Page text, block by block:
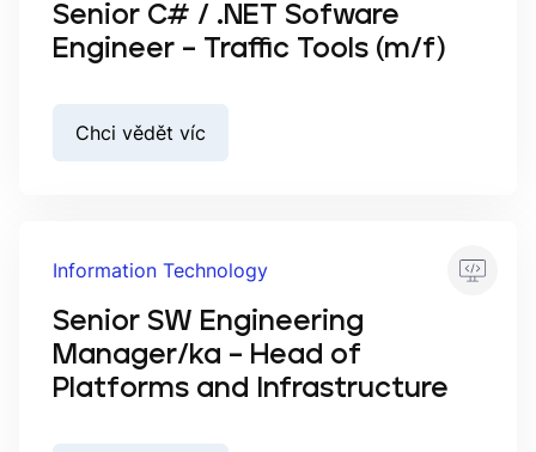
Senior C# / .NET Sofware
Engineer – Traffic Tools (m/f)
Chci vědět víc
Information Technology
Senior SW Engineering
Manager/ka – Head of
Platforms and Infrastructure